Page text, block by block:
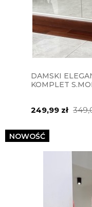
DAMSKI
KOMPLET
249,99 zł
NOWOŚĆ